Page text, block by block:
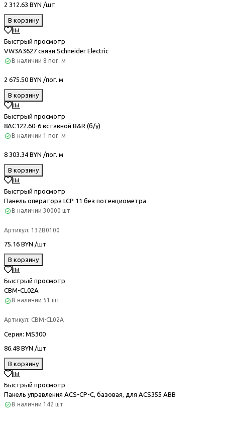
2 312.63 BYN /шт
В корзину
Быстрый просмотр
VW3A3627 связи Schneider Electric
В наличии 8 пог. м
2 675.50 BYN /пог. м
В корзину
Быстрый просмотр
8AC122.60-6 вставной B&R (б/у)
В наличии 1 пог. м
8 303.34 BYN /пог. м
В корзину
Быстрый просмотр
Панель оператора LCP 11 без потенциометра
В наличии 30000 шт
Артикул: 132B0100
75.16 BYN /шт
В корзину
Быстрый просмотр
CBM-CL02A
В наличии 51 шт
Артикул: CBM-CL02A
Серия: MS300
86.48 BYN /шт
В корзину
Быстрый просмотр
Панель управления ACS-CP-C, базовая, для ACS355 ABB
В наличии 142 шт